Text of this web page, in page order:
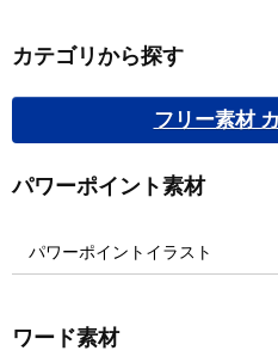
カテゴリから探す
フリー素材
パワーポイント素材
パワーポイントイラスト
ワード素材